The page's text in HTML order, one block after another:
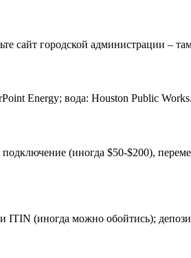
сайт городской администрации –
Energy; вода: Houston Public Works.
(иногда $50-$200),
(иногда можно обойтись);